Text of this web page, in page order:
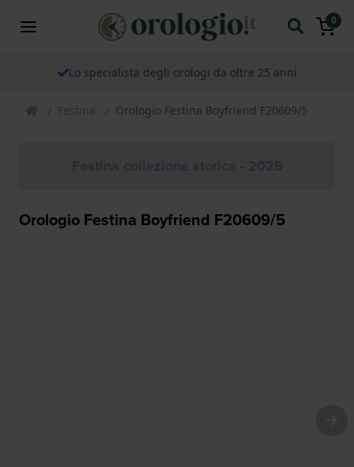
0
Lo specialista degli orologi da oltre 25 anni
Festina Orologio Festina Boyfriend F20609/5
Orologio Festina Boyfriend F20609/5